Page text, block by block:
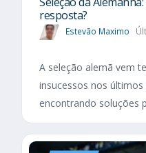
resposta?
Estevão Maximo
A seleção alemã vem
insucessos nos
encontrando soluções